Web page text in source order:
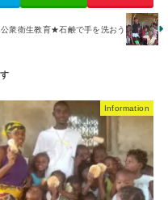
公衆衛生教育★石鹸で手を洗おう
Information